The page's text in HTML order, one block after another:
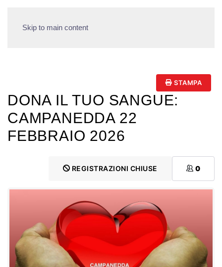
Skip to main content
STAMPA
DONA IL TUO SANGUE:
CAMPANEDDA 22
FEBBRAIO 2026
REGISTRAZIONI CHIUSE 0